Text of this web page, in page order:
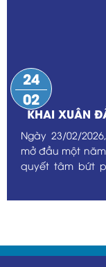
24
02
KHAI XUÂN
Ngày 23/02/
mở đầu một
quyết tâm bứt
mặt, gửi đến
mắn để lấy vía
hứng khởi.